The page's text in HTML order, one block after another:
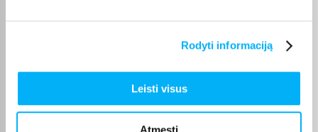
Rodyti informaciją
Leisti visus
DUK